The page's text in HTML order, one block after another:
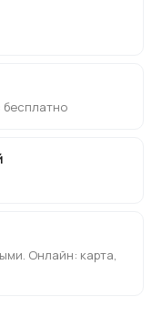
бесплатно
Онлайн: карта,